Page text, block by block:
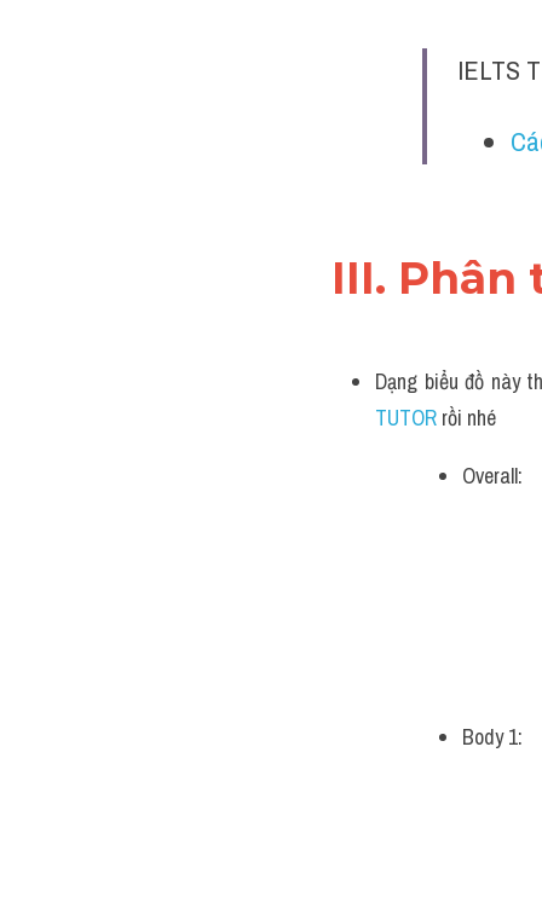
IELTS
III. Phân
Dạng biểu đồ này
TUTOR rồi nhé
Overall:
Body 1: